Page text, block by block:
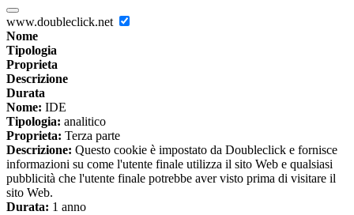
www.doubleclick.net
Nome
Tipologia
Proprieta
Descrizione
Durata
Nome: IDE
Tipologia: analitico
Proprieta: Terza parte
Descrizione: Questo cookie è impostato da Doubleclick e fornisce
informazioni su come l'utente finale utilizza il sito Web e qualsiasi
pubblicità che l'utente finale potrebbe aver visto prima di visitare il
sito Web.
Durata: 1 anno